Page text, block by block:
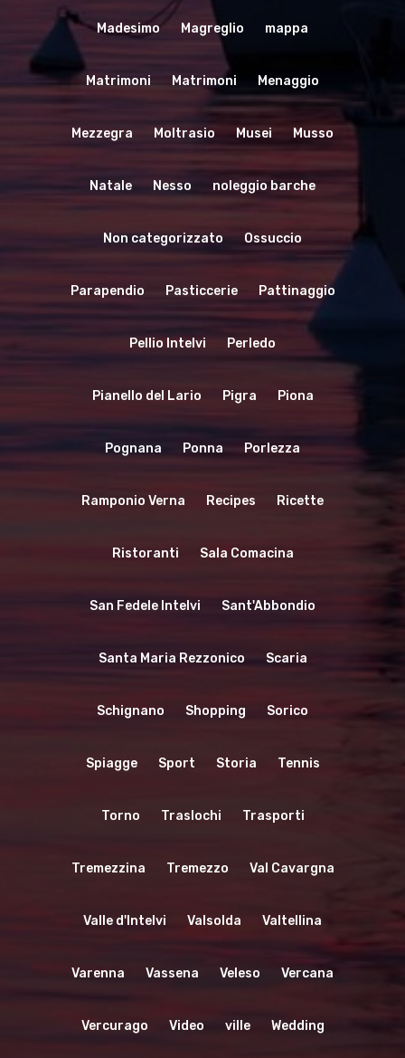
Madesimo Magreglio mappa
Matrimoni Matrimoni Menaggio
Mezzegra Moltrasio Musei Musso
Natale Nesso noleggio barche
Non categorizzato Ossuccio
Parapendio Pasticcerie Pattinaggio
Pellio Intelvi Perledo
Pianello del Lario Pigra Piona
Pognana Ponna Porlezza
Ramponio Verna Recipes Ricette
Ristoranti Sala Comacina
San Fedele Intelvi Sant'Abbondio
Santa Maria Rezzonico Scaria
Schignano Shopping Sorico
Spiagge Sport Storia Tennis
Torno Traslochi Trasporti
Tremezzina Tremezzo Val Cavargna
Valle d'Intelvi Valsolda Valtellina
Varenna Vassena Veleso Vercana
Vercurago Video ville Wedding